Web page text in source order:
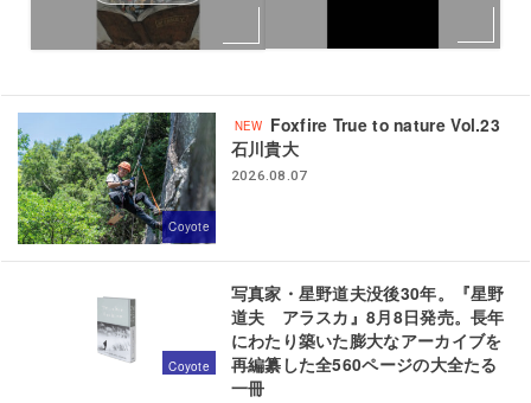
Coyote
Foxfire True to nature Vol.23
石川貴大
2026.08.07
Coyote
写真家・星野道夫没後30年。『星野
道夫 アラスカ』8月8日発売。長年
にわたり築いた膨大なアーカイブを
再編纂した全560ページの大全たる
一冊